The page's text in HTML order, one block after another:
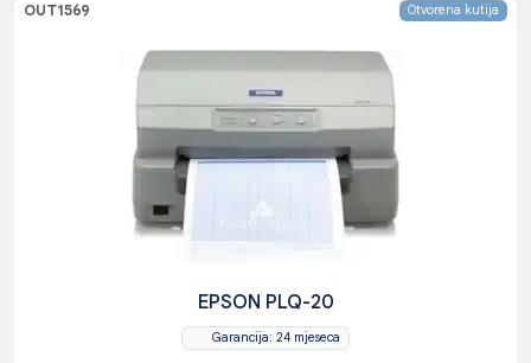
OUT1569 Otvorena kutija
EPSON PLQ-20
Garancija: 24 mjeseca